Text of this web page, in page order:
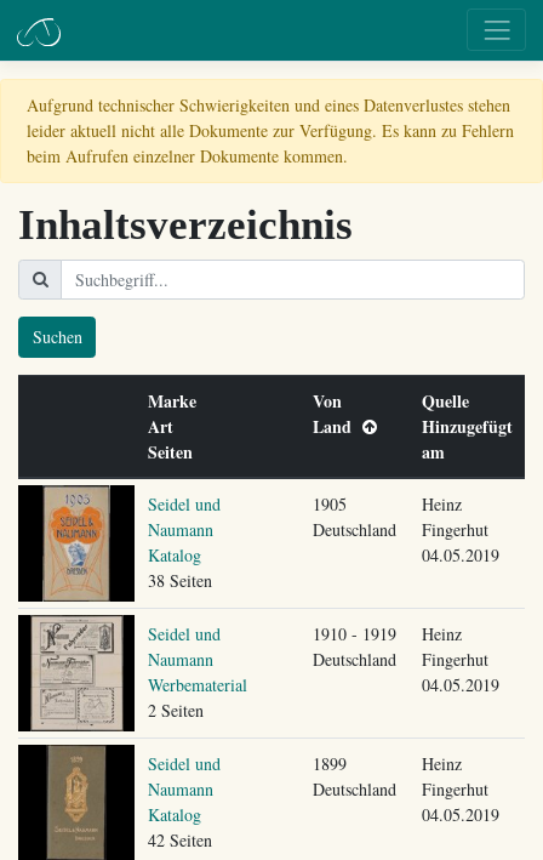
Aufgrund technischer Schwierigkeiten und eines Datenverlustes stehen
leider aktuell nicht alle Dokumente zur Verfügung. Es kann zu Fehlern
beim Aufrufen einzelner Dokumente kommen.
Inhaltsverzeichnis
Suchen
Marke
Art
Seiten
Von
Land
Quelle
Hinzugefügt
am
Seidel und
Naumann
Katalog
38 Seiten
1905
Deutschland
Heinz
Fingerhut
04.05.2019
Seidel und
Naumann
Werbematerial
2 Seiten
1910 - 1919
Deutschland
Heinz
Fingerhut
04.05.2019
Seidel und
Naumann
Katalog
42 Seiten
1899
Deutschland
Heinz
Fingerhut
04.05.2019